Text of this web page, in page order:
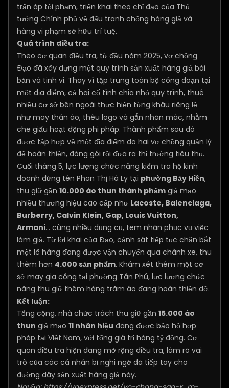
trấn áp tội phạm, triển khai theo chỉ đạo của Thủ
tướng Chính phủ về đấu tranh chống hàng giả và
hàng vi phạm sở hữu trí tuệ.
Quá trình điều tra:
Theo cơ quan điều tra, từ đầu năm 2025, vợ chồng
Đạo đã xây dựng một quy trình sản xuất hàng giả bài
bản và tinh vi. Thay vì tập trung toàn bộ công đoạn tại
một địa điểm, cả hai cố tình chia nhỏ quy trình, thuê
nhiều cơ sở bên ngoài thực hiện từng khâu riêng lẻ
như may thân áo, thêu logo và gắn nhãn mác, nhằm
che giấu hoạt động phi pháp. Thành phẩm sau đó
được tập hợp về một địa điểm do hai vợ chồng quản lý
để hoàn thiện, đóng gói rồi đưa ra thị trường tiêu thụ.
Cuối tháng 5, lực lượng chức năng kiểm tra hộ kinh
doanh đứng tên Phan Thị Hà Ly tại phường Bảy Hiền,
thu giữ gần 10.000 áo thun thành phẩm giả mạo
nhiều thương hiệu cao cấp như Lacoste, Balenciaga,
Burberry, Calvin Klein, Gap, Louis Vuitton,
Armani... cùng nhiều dụng cụ, tem nhãn phục vụ việc
làm giả. Từ lời khai của Đạo, cảnh sát tiếp tục chặn bắt
một lô hàng đang được vận chuyển qua chành xe, thu
thêm hơn 4.000 sản phẩm. Khám xét thêm một cơ
sở may gia công tại phường Tân Phú, lực lượng chức
năng thu giữ thêm hàng trăm áo đang hoàn thiện dở.
Kết luận:
Tổng cộng, nhà chức trách thu giữ gần 15.000 áo
thun giả mạo 11 nhãn hiệu đang được bảo hộ hợp
pháp tại Việt Nam, với tổng giá trị hàng tỷ đồng. Cơ
quan điều tra hiện đang mở rộng điều tra, làm rõ vai
trò của các cá nhân bị nghi ngờ đã tiếp tay cho
đường dây sản xuất hàng giả này.